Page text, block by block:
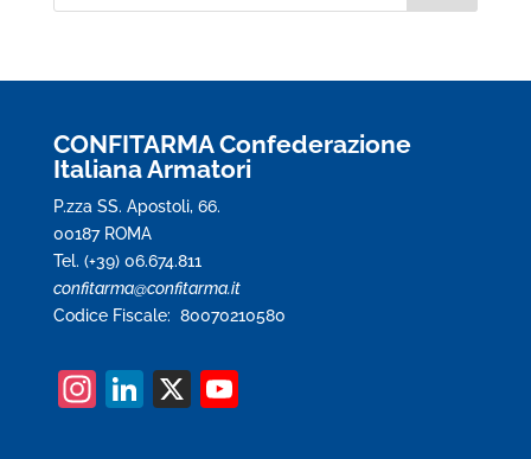
CONFITARMA Confederazione
Italiana Armatori
P.zza SS. Apostoli, 66.
00187 ROMA
Tel. (+39) 06.674.811
confitarma@confitarma.it
Codice Fiscale: 80070210580
In Li X Y